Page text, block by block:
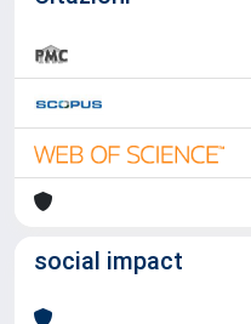
social impact